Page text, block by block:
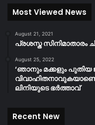
Most Viewed News
August 21, 2021
പ്രശസ്ത സിനിമാതാരം
August 25, 2022
‘ഞാനും മക്കളും പുതിയ
ലിനിയുടെ ഭർത്താവ്
Recent New